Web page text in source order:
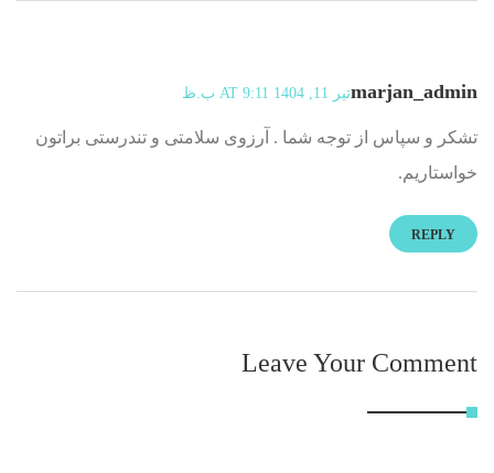
marjan_adminتیر 11, 1404 AT 9:11 ب.ظ
تشکر و سپاس از توجه شما . آرزوی سلامتی و تندرستی براتون
خواستاریم.
REPLY
Leave Your Comment